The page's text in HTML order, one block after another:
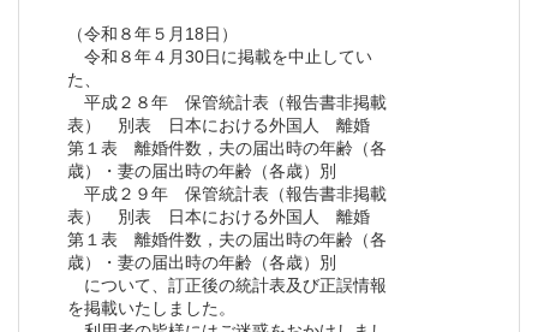
（令和８年５月18日）
令和８年４月30日に掲載を中止してい
た、
平成２８年 保管統計表（報告書非掲載
表） 別表 日本における外国人 離婚
第１表 離婚件数，夫の届出時の年齢（各
歳）・妻の届出時の年齢（各歳）別
平成２９年 保管統計表（報告書非掲載
表） 別表 日本における外国人 離婚
第１表 離婚件数，夫の届出時の年齢（各
歳）・妻の届出時の年齢（各歳）別
について、訂正後の統計表及び正誤情報
を掲載いたしました。